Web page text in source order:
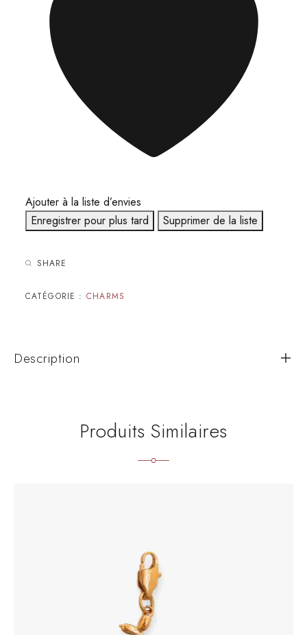
Ajouter à la liste d’envies
Enregistrer pour plus tard
Supprimer de la liste
SHARE
CATÉGORIE : CHARMS
Description
Produits Similaires